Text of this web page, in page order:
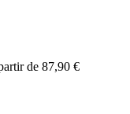
de 87,90 €